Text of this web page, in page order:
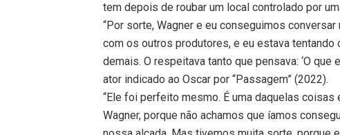
tem depois de roubar um local controlado por
“Por sorte, Wagner e eu conseguimos
com os outros produtores, e eu estava
demais. O respeitava tanto que pensava: ‘O que
ator indicado ao Oscar por “Passagem” (2022).
“Ele foi perfeito mesmo. É uma daquelas
Wagner, porque não achamos que íamos